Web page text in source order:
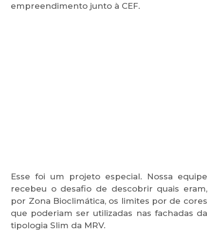
empreendimento junto à CEF.
Esse foi um projeto especial. Nossa equipe
recebeu o desafio de descobrir quais eram,
por Zona Bioclimática, os limites por de cores
que poderiam ser utilizadas nas fachadas da
tipologia Slim da MRV.